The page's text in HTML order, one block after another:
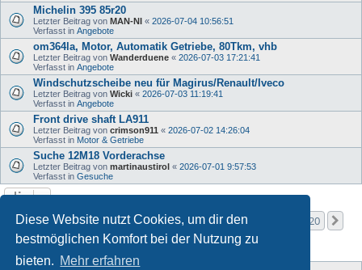
Diese Website nutzt Cookies, um dir den
bestmöglichen Komfort bei der Nutzung zu
bieten. Mehr erfahren
Michelin 395 85r20
Letzter Beitrag von MAN-NI « 2026-07-04 10:56:51
Verfasst in Angebote
om364la, Motor, Automatik Getriebe, 80Tkm, vhb
Letzter Beitrag von Wanderduene « 2026-07-03 17:21:41
Verfasst in Angebote
Windschutzscheibe neu für Magirus/Renault/Iveco
Letzter Beitrag von Wicki « 2026-07-03 11:19:41
Verfasst in Angebote
Front drive shaft LA911
Letzter Beitrag von crimson911 « 2026-07-02 14:26:04
Verfasst in Motor & Getriebe
Suche 12M18 Vorderachse
Letzter Beitrag von martinaustirol « 2026-07-01 9:57:53
Verfasst in Gesuche
Die Suche ergab mehr als 1000 Treffer Seite1von
1 2 3 20